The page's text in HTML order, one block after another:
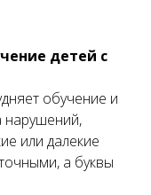
детей с
обучение и
нарушений,
или далекие
а буквы